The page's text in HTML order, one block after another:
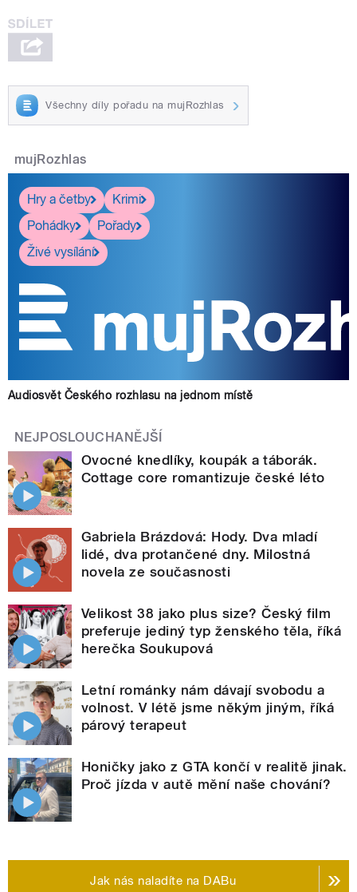
Všechny díly pořadu na mujRozhlas
mujRozhlas
Hry a četby
Krimi
Pohádky
Pořady
Živé vysílání
Audiosvět Českého rozhlasu na jednom místě
NEJPOSLOUCHANĚJŠÍ
Ovocné knedlíky, koupák a táborák.
Cottage core romantizuje české léto
Gabriela Brázdová: Hody. Dva mladí
lidé, dva protančené dny. Milostná
novela ze současnosti
Velikost 38 jako plus size? Český film
preferuje jediný typ ženského těla, říká
herečka Soukupová
Letní románky nám dávají svobodu a
volnost. V létě jsme někým jiným, říká
párový terapeut
Honičky jako z GTA končí v realitě jinak.
Proč jízda v autě mění naše chování?
Jak nás naladíte na DABu